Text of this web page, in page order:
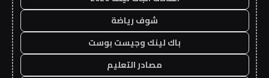
شوف رياضة
باك لينك وجيست بوست
مصادر التعليم